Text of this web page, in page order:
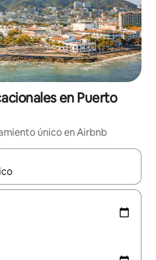
en Puerto
único en Airbnb
disponibles, podrás navegar